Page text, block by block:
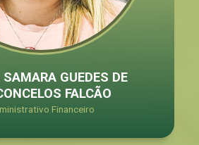
GUEDES DE
FALCÃO
Financeiro